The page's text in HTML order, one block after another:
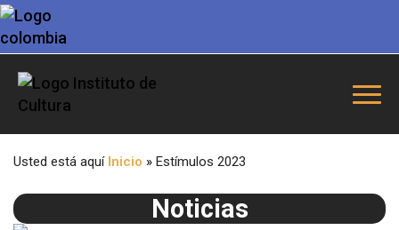
Usted está aquí Inicio » Estímulos 2023
Noticias